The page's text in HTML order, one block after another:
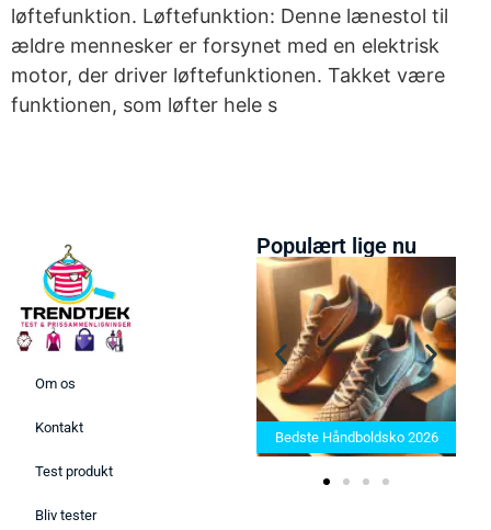
løftefunktion. Løftefunktion: Denne lænestol til
ældre mennesker er forsynet med en elektrisk
motor, der driver løftefunktionen. Takket være
funktionen, som løfter hele s
Om os
Kontakt
Test produkt
Bliv tester
Populært lige nu
Bedste Saunatæppe 2025 –
Find de bedste produkter her!
Bedste Håndboldsko 2026